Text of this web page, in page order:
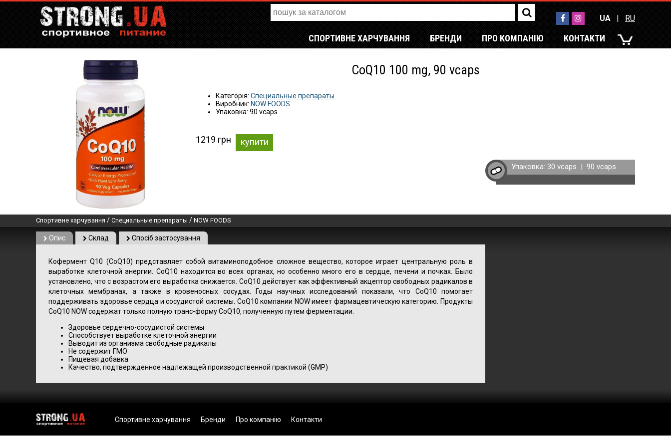
UA|RU
СПОРТИВНЕ ХАРЧУВАННЯ БРЕНДИ ПРО КОМПАНІЮ КОНТАКТИ
CoQ10 100 mg, 90 vcaps
Категорія: Специальные препараты
Виробник: NOW FOODS
Упаковка: 90 vcaps
1219 грн купити
Упаковка: 30 vcaps | 90 vcaps
Спортивне харчування / Специальные препараты / NOW FOODS
Опис Склад Спосіб застосування
Кофермент Q10 (CoQ10) представляет собой витаминоподобное сложное вещество, которое играет центральную роль в
выработке клеточной энергии. CoQ10 находится во всех органах, но особенно много его в сердце, печени и почках. Было
установлено, что с возрастом его выработка снижается. CoQ10 действует как эффективный акцептор свободных радикалов в
клеточных мембранах, а также в кровеносных сосудах. Годы научных исследований показали, что CoQ10 помогает
поддерживать здоровье сердца и сосудистой системы. CoQ10 компании NOW имеет фармацевтическую категорию. Продукты
CoQ10 NOW содержат только полную транс-форму CoQ10, полученную путем ферментации.
Здоровье сердечно-сосудистой системы
Способствует выработке клеточной энергии
Выводит из организма свободные радикалы
Не содержит ГМО
Пищевая добавка
Качество, подтвержденное надлежащей производственной практикой (GMP)
Спортивне харчування Бренди Про компанію Контакти